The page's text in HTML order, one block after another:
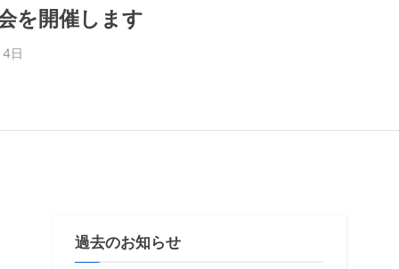
を開催します
日
過去のお知らせ